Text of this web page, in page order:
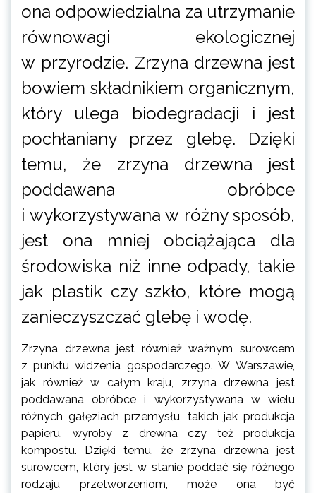
ona odpowiedzialna za utrzymanie
równowagi ekologicznej
w przyrodzie. Zrzyna drzewna jest
bowiem składnikiem organicznym,
który ulega biodegradacji i jest
pochłaniany przez glebę. Dzięki
temu, że zrzyna drzewna jest
poddawana obróbce
i wykorzystywana w różny sposób,
jest ona mniej obciążająca dla
środowiska niż inne odpady, takie
jak plastik czy szkło, które mogą
zanieczyszczać glebę i wodę.
Zrzyna drzewna jest również ważnym surowcem
z punktu widzenia gospodarczego. W Warszawie,
jak również w całym kraju, zrzyna drzewna jest
poddawana obróbce i wykorzystywana w wielu
różnych gałęziach przemysłu, takich jak produkcja
papieru, wyroby z drewna czy też produkcja
kompostu. Dzięki temu, że zrzyna drzewna jest
surowcem, który jest w stanie poddać się różnego
rodzaju przetworzeniom, może ona być